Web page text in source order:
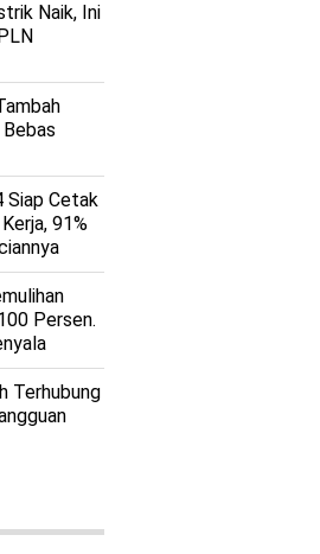
Naik, Ini
Siap Cetak
91%
Persen.
Terhubung